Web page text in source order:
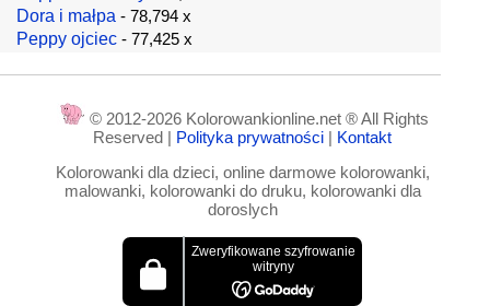
Dora i małpa - 78,794 x
Peppy ojciec - 77,425 x
© 2012-2026 Kolorowankionline.net ® All Rights
Reserved | Polityka prywatności | Kontakt
Kolorowanki dla dzieci, online darmowe kolorowanki,
malowanki, kolorowanki do druku, kolorowanki dla
doroslych